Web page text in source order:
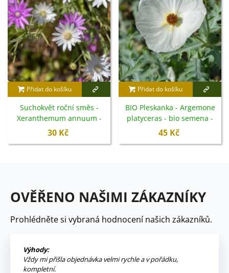
Přidat do košíku
Suchokvět roční směs -
Xeranthemum annuum -
semena - 100 ks
30 Kč
Přidat do košíku
BIO Pleskanka - Argemone
platyceras - bio semena -
50 ks
45 Kč
OVĚŘENO NAŠIMI ZÁKAZNÍKY
Prohlédněte si vybraná hodnocení našich zákazníků.
Výhody:
Vždy mi přišla objednávka velmi rychle a v pořádku,
kompletní.